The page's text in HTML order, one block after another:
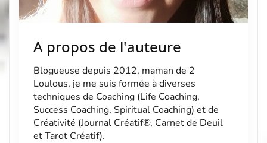
A propos de l'auteure
Blogueuse depuis 2012, maman de 2
Loulous, je me suis formée à diverses
techniques de Coaching (Life Coaching,
Success Coaching, Spiritual Coaching) et de
Créativité (Journal Créatif®, Carnet de Deuil
et Tarot Créatif).